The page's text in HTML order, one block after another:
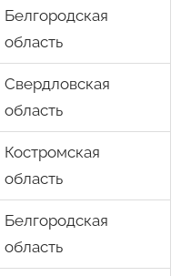
Белгородская
область
Свердловская
область
Костромская
область
Белгородская
область